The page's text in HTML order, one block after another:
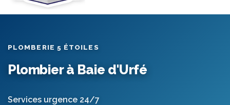
PLOMBERIE 5 ÉTOILES
Plombier à Baie d'Urfé
Services urgence 24/7